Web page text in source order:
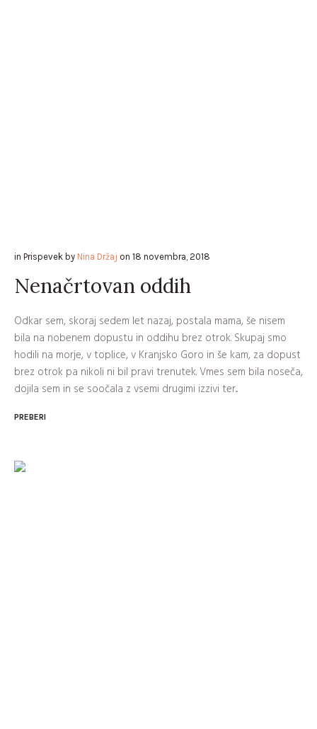
in Prispevek by Nina Držaj on 18 novembra, 2018
Nenačrtovan oddih
Odkar sem, skoraj sedem let nazaj, postala mama, še nisem
bila na nobenem dopustu in oddihu brez otrok. Skupaj smo
hodili na morje, v toplice, v Kranjsko Goro in še kam, za dopust
brez otrok pa nikoli ni bil pravi trenutek. Vmes sem bila noseča,
dojila sem in se soočala z vsemi drugimi izzivi ter...
PREBERI